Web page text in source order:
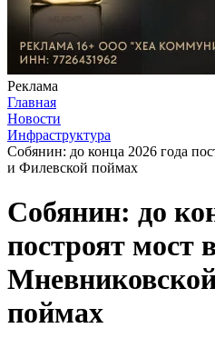
Реклама
Главная
Новости
Инфраструктура
Собянин: до конца 2026 года
и Филевской поймах
Собянин: до
построят мост
поймах